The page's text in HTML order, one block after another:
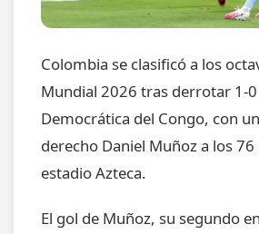
Colombia se clasificó a los
Mundial 2026 tras derrotar 1-0
Democrática del Congo, con
derecho Daniel Muñoz a los
estadio Azteca.
El gol de Muñoz, su segundo